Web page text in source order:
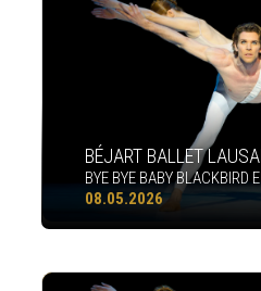
BÉJART BALLET
BYE BYE BABY BLACKBIRD
08.05.2026